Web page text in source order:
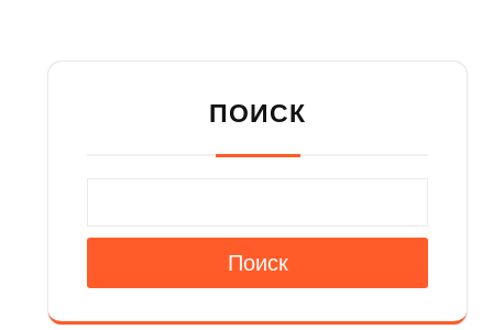
ПОИСК
Поиск